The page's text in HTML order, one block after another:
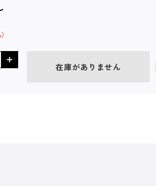
在庫がありません